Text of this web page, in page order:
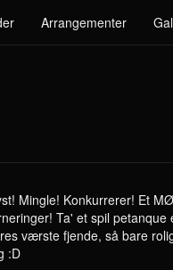
Arrangementer
Mingle! Konkurrerer! Et
Ta' et spil
værste fjende, så bare
:D